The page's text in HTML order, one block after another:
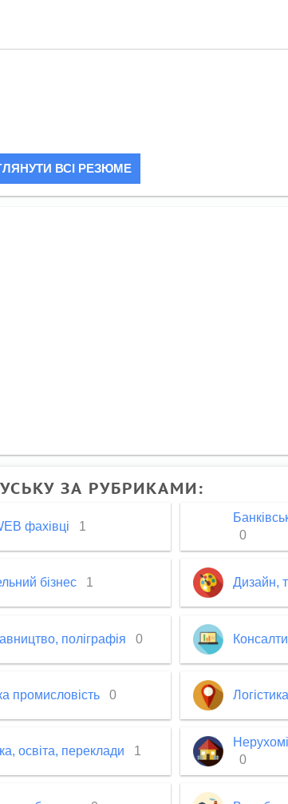
ВСІ РЕЗЮМЕ
ЗА РУБРИКАМИ:
фахівці 1
0
бізнес 1 Дизайн,
поліграфія 0
промисловість 0
освіта, переклади 1
0